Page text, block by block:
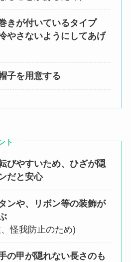
きが付いているタイプ
やさないようにしてあげ
子を用意する
ト
びやすいため、ひざが隠
だと安心
ンや、リボン等の装飾が
怪我防止のため)
の甲が隠れない長さのも